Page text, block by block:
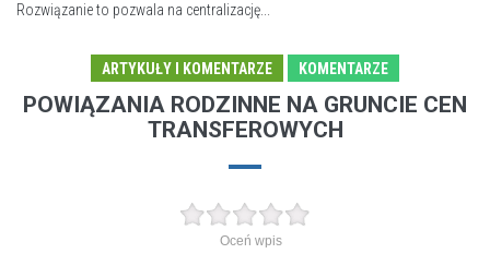
Rozwiązanie to pozwala na centralizację...
ARTYKUŁY I KOMENTARZE KOMENTARZE
POWIĄZANIA RODZINNE NA GRUNCIE CEN
TRANSFEROWYCH
Oceń wpis